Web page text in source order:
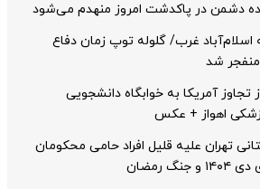
دشمن در پاکدشت امروز منهدم می‌شود
غرب/ گلوله توپ زمان دفاع
آمریکا به خوابگاه دانشجویی
اهواز + عکس
تهران علیه قلیل افراد حامی محکومان
رمضان